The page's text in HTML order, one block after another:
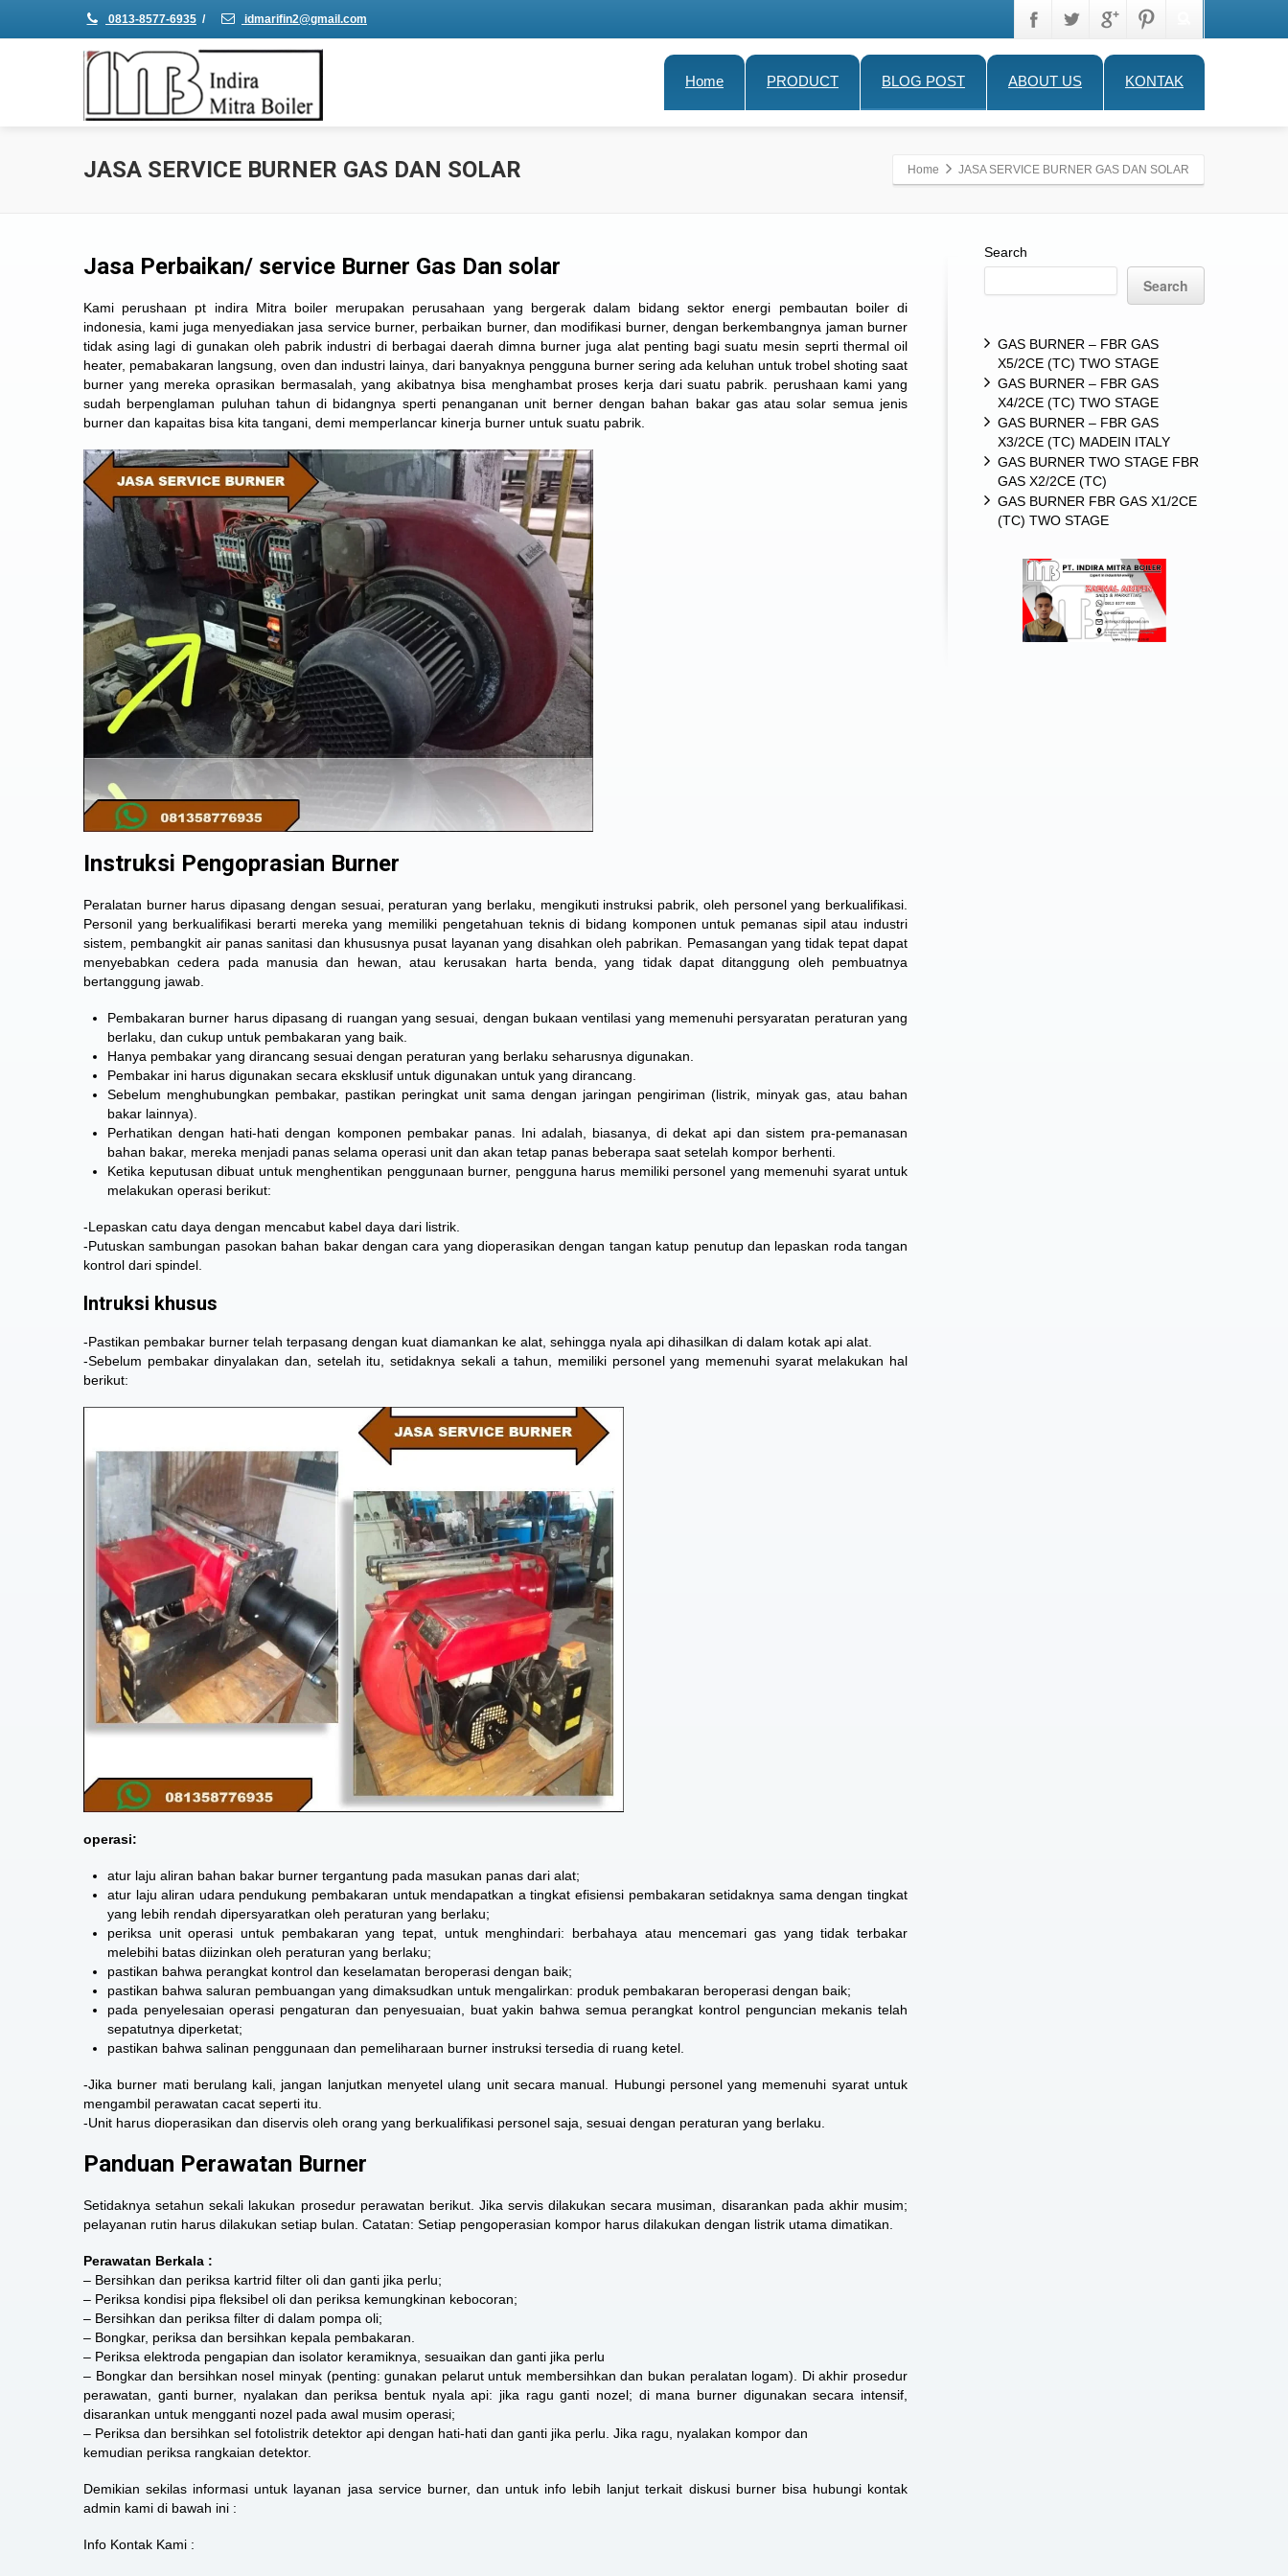
0813-8577-6935 / idmarifin2@gmail.com
Home PRODUCT BLOG POST ABOUT US KONTAK
JASA SERVICE BURNER GAS DAN SOLAR Home JASA SERVICE BURNER GAS DAN SOLAR
Jasa Perbaikan/ service Burner Gas Dan solar
Kami perushaan pt indira Mitra boiler merupakan perusahaan yang bergerak dalam bidang sektor energi pembautan boiler di
indonesia, kami juga menyediakan jasa service burner, perbaikan burner, dan modifikasi burner, dengan berkembangnya jaman burner
tidak asing lagi di gunakan oleh pabrik industri di berbagai daerah dimna burner juga alat penting bagi suatu mesin seprti thermal oil
heater, pemabakaran langsung, oven dan industri lainya, dari banyaknya pengguna burner sering ada keluhan untuk trobel shoting saat
burner yang mereka oprasikan bermasalah, yang akibatnya bisa menghambat proses kerja dari suatu pabrik. perushaan kami yang
sudah berpenglaman puluhan tahun di bidangnya sperti penanganan unit berner dengan bahan bakar gas atau solar semua jenis
burner dan kapaitas bisa kita tangani, demi memperlancar kinerja burner untuk suatu pabrik.
Instruksi Pengoprasian Burner
Peralatan burner harus dipasang dengan sesuai, peraturan yang berlaku, mengikuti instruksi pabrik, oleh personel yang berkualifikasi.
Personil yang berkualifikasi berarti mereka yang memiliki pengetahuan teknis di bidang komponen untuk pemanas sipil atau industri
sistem, pembangkit air panas sanitasi dan khususnya pusat layanan yang disahkan oleh pabrikan. Pemasangan yang tidak tepat dapat
menyebabkan cedera pada manusia dan hewan, atau kerusakan harta benda, yang tidak dapat ditanggung oleh pembuatnya
bertanggung jawab.
Pembakaran burner harus dipasang di ruangan yang sesuai, dengan bukaan ventilasi yang memenuhi persyaratan peraturan yang
berlaku, dan cukup untuk pembakaran yang baik.
Hanya pembakar yang dirancang sesuai dengan peraturan yang berlaku seharusnya digunakan.
Pembakar ini harus digunakan secara eksklusif untuk digunakan untuk yang dirancang.
Sebelum menghubungkan pembakar, pastikan peringkat unit sama dengan jaringan pengiriman (listrik, minyak gas, atau bahan
bakar lainnya).
Perhatikan dengan hati-hati dengan komponen pembakar panas. Ini adalah, biasanya, di dekat api dan sistem pra-pemanasan
bahan bakar, mereka menjadi panas selama operasi unit dan akan tetap panas beberapa saat setelah kompor berhenti.
Ketika keputusan dibuat untuk menghentikan penggunaan burner, pengguna harus memiliki personel yang memenuhi syarat untuk
melakukan operasi berikut:
-Lepaskan catu daya dengan mencabut kabel daya dari listrik.
-Putuskan sambungan pasokan bahan bakar dengan cara yang dioperasikan dengan tangan katup penutup dan lepaskan roda tangan
kontrol dari spindel.
Intruksi khusus
-Pastikan pembakar burner telah terpasang dengan kuat diamankan ke alat, sehingga nyala api dihasilkan di dalam kotak api alat.
-Sebelum pembakar dinyalakan dan, setelah itu, setidaknya sekali a tahun, memiliki personel yang memenuhi syarat melakukan hal
berikut:
operasi:
atur laju aliran bahan bakar burner tergantung pada masukan panas dari alat;
atur laju aliran udara pendukung pembakaran untuk mendapatkan a tingkat efisiensi pembakaran setidaknya sama dengan tingkat
yang lebih rendah dipersyaratkan oleh peraturan yang berlaku;
periksa unit operasi untuk pembakaran yang tepat, untuk menghindari: berbahaya atau mencemari gas yang tidak terbakar
melebihi batas diizinkan oleh peraturan yang berlaku;
pastikan bahwa perangkat kontrol dan keselamatan beroperasi dengan baik;
pastikan bahwa saluran pembuangan yang dimaksudkan untuk mengalirkan: produk pembakaran beroperasi dengan baik;
pada penyelesaian operasi pengaturan dan penyesuaian, buat yakin bahwa semua perangkat kontrol penguncian mekanis telah
sepatutnya diperketat;
pastikan bahwa salinan penggunaan dan pemeliharaan burner instruksi tersedia di ruang ketel.
-Jika burner mati berulang kali, jangan lanjutkan menyetel ulang unit secara manual. Hubungi personel yang memenuhi syarat untuk
mengambil perawatan cacat seperti itu.
-Unit harus dioperasikan dan diservis oleh orang yang berkualifikasi personel saja, sesuai dengan peraturan yang berlaku.
Panduan Perawatan Burner
Setidaknya setahun sekali lakukan prosedur perawatan berikut. Jika servis dilakukan secara musiman, disarankan pada akhir musim;
pelayanan rutin harus dilakukan setiap bulan. Catatan: Setiap pengoperasian kompor harus dilakukan dengan listrik utama dimatikan.
Perawatan Berkala :
– Bersihkan dan periksa kartrid filter oli dan ganti jika perlu;
– Periksa kondisi pipa fleksibel oli dan periksa kemungkinan kebocoran;
– Bersihkan dan periksa filter di dalam pompa oli;
– Bongkar, periksa dan bersihkan kepala pembakaran.
– Periksa elektroda pengapian dan isolator keramiknya, sesuaikan dan ganti jika perlu
– Bongkar dan bersihkan nosel minyak (penting: gunakan pelarut untuk membersihkan dan bukan peralatan logam). Di akhir prosedur
perawatan, ganti burner, nyalakan dan periksa bentuk nyala api: jika ragu ganti nozel; di mana burner digunakan secara intensif,
disarankan untuk mengganti nozel pada awal musim operasi;
– Periksa dan bersihkan sel fotolistrik detektor api dengan hati-hati dan ganti jika perlu. Jika ragu, nyalakan kompor dan
kemudian periksa rangkaian detektor.
Demikian sekilas informasi untuk layanan jasa service burner, dan untuk info lebih lanjut terkait diskusi burner bisa hubungi kontak
admin kami di bawah ini :
Info Kontak Kami :
Search
Search
GAS BURNER – FBR GAS
X5/2CE (TC) TWO STAGE
GAS BURNER – FBR GAS
X4/2CE (TC) TWO STAGE
GAS BURNER – FBR GAS
X3/2CE (TC) MADEIN ITALY
GAS BURNER TWO STAGE FBR
GAS X2/2CE (TC)
GAS BURNER FBR GAS X1/2CE
(TC) TWO STAGE